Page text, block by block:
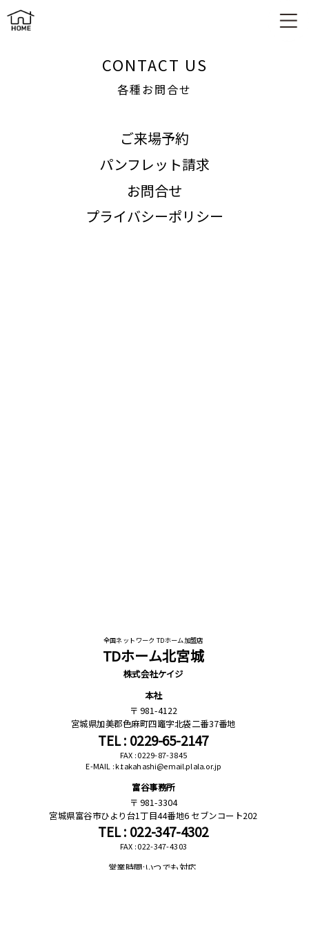
各種お問合せ
CONTACT US
各種お問合せ
ご来場予約
パンフレット請求
お問合せ
プライバシーポリシー
全国ネットワーク TDホーム加盟店
TDホーム北宮城
株式会社ケイジ
本社
981-4122
宮城県加美郡色麻町四竈字北袋二番37番地
TEL : 0229-65-2147
FAX : 0229-87-3845
E-MAIL : k.takahashi@email.plala.or.jp
富谷事務所
981-3304
宮城県富谷市ひより台1丁目44番地6 セブンコート202
TEL : 022-347-4302
FAX : 022-347-4303
営業時間:いつでも対応